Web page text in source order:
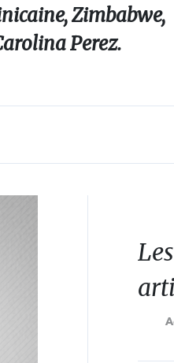
Zimbabwe,
Perez.